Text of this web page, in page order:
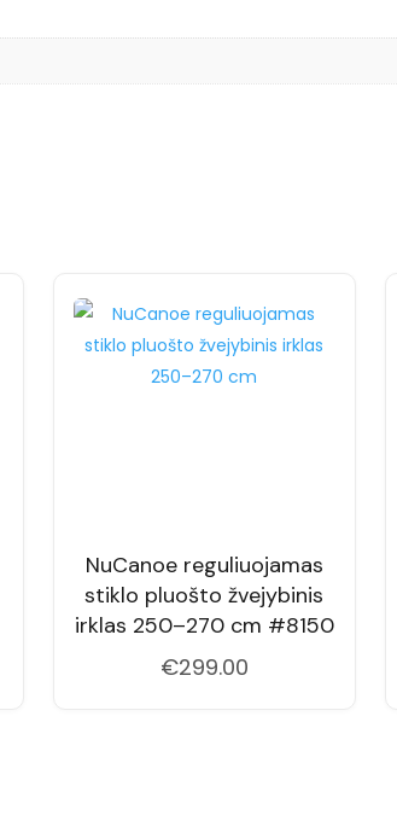
NuCanoe reguliuojamas
stiklo pluošto žvejybinis
irklas 250–270 cm #8150
€299.00